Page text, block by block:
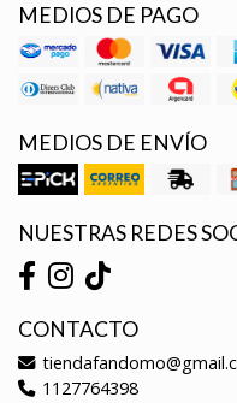
MEDIOS DE PAGO
MEDIOS DE ENVÍO
NUESTRAS REDES
CONTACTO
1127764398